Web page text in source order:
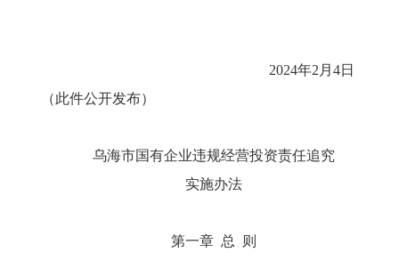
2024年2 月 4日
（此件公开发布）
乌海市国有企业违规经营投资责任追究
实施办法
第一章 总
则